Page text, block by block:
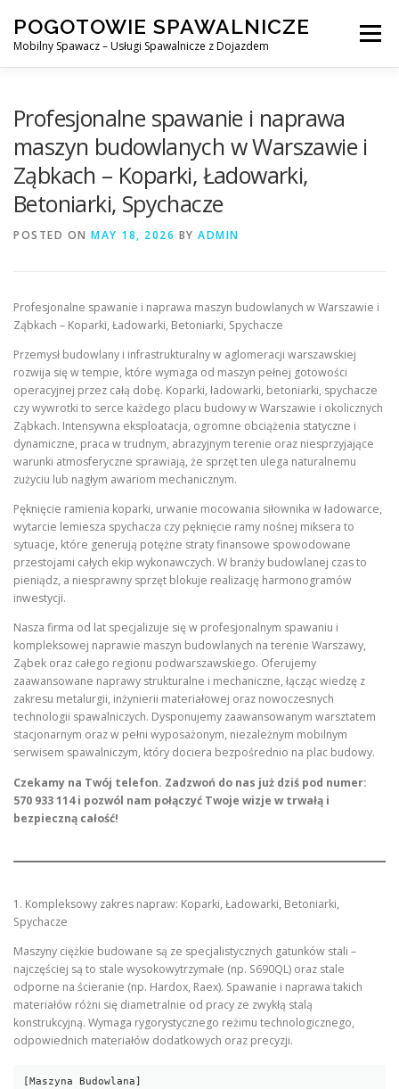
content
POGOTOWIE SPAWALNICZE
Mobilny Spawacz – Usługi Spawalnicze z Dojazdem
Menu
SPAWANIE MIG/MAG (GMAW) NASZE USŁUGI
KONTAKT
Profesjonalne spawanie i naprawa
maszyn budowlanych w Warszawie i
Ząbkach – Koparki, Ładowarki,
Betoniarki, Spychacze
POSTED ON MAY 18, 2026 BY ADMIN
Profesjonalne spawanie i naprawa maszyn budowlanych w Warszawie i
Ząbkach – Koparki, Ładowarki, Betoniarki, Spychacze
Przemysł budowlany i infrastrukturalny w aglomeracji warszawskiej
rozwija się w tempie, które wymaga od maszyn pełnej gotowości
operacyjnej przez całą dobę. Koparki, ładowarki, betoniarki, spychacze
czy wywrotki to serce każdego placu budowy w Warszawie i okolicznych
Ząbkach. Intensywna eksploatacja, ogromne obciążenia statyczne i
dynamiczne, praca w trudnym, abrazyjnym terenie oraz niesprzyjające
warunki atmosferyczne sprawiają, że sprzęt ten ulega naturalnemu
zużyciu lub nagłym awariom mechanicznym.
Pęknięcie ramienia koparki, urwanie mocowania siłownika w ładowarce,
wytarcie lemiesza spychacza czy pęknięcie ramy nośnej miksera to
sytuacje, które generują potężne straty finansowe spowodowane
przestojami całych ekip wykonawczych. W branży budowlanej czas to
pieniądz, a niesprawny sprzęt blokuje realizację harmonogramów
inwestycji.
Nasza firma od lat specjalizuje się w profesjonalnym spawaniu i
kompleksowej naprawie maszyn budowlanych na terenie Warszawy,
Ząbek oraz całego regionu podwarszawskiego. Oferujemy
zaawansowane naprawy strukturalne i mechaniczne, łącząc wiedzę z
zakresu metalurgii, inżynierii materiałowej oraz nowoczesnych
technologii spawalniczych. Dysponujemy zaawansowanym warsztatem
stacjonarnym oraz w pełni wyposażonym, niezależnym mobilnym
serwisem spawalniczym, który dociera bezpośrednio na plac budowy.
Czekamy na Twój telefon. Zadzwoń do nas już dziś pod numer:
570 933 114 i pozwól nam połączyć Twoje wizje w trwałą i
bezpieczną całość!
1. Kompleksowy zakres napraw: Koparki, Ładowarki, Betoniarki,
Spychacze
Maszyny ciężkie budowane są ze specjalistycznych gatunków stali –
najczęściej są to stale wysokowytrzymałe (np. S690QL) oraz stale
odporne na ścieranie (np. Hardox, Raex). Spawanie i naprawa takich
materiałów różni się diametralnie od pracy ze zwykłą stalą
konstrukcyjną. Wymaga rygorystycznego reżimu technologicznego,
odpowiednich materiałów dodatkowych oraz precyzji.
[Maszyna Budowlana]